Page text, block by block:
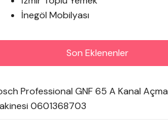
İnegöl Mobilyası
Son Eklenenler
Professional GNF 65 A Kanal Açma
0601368703